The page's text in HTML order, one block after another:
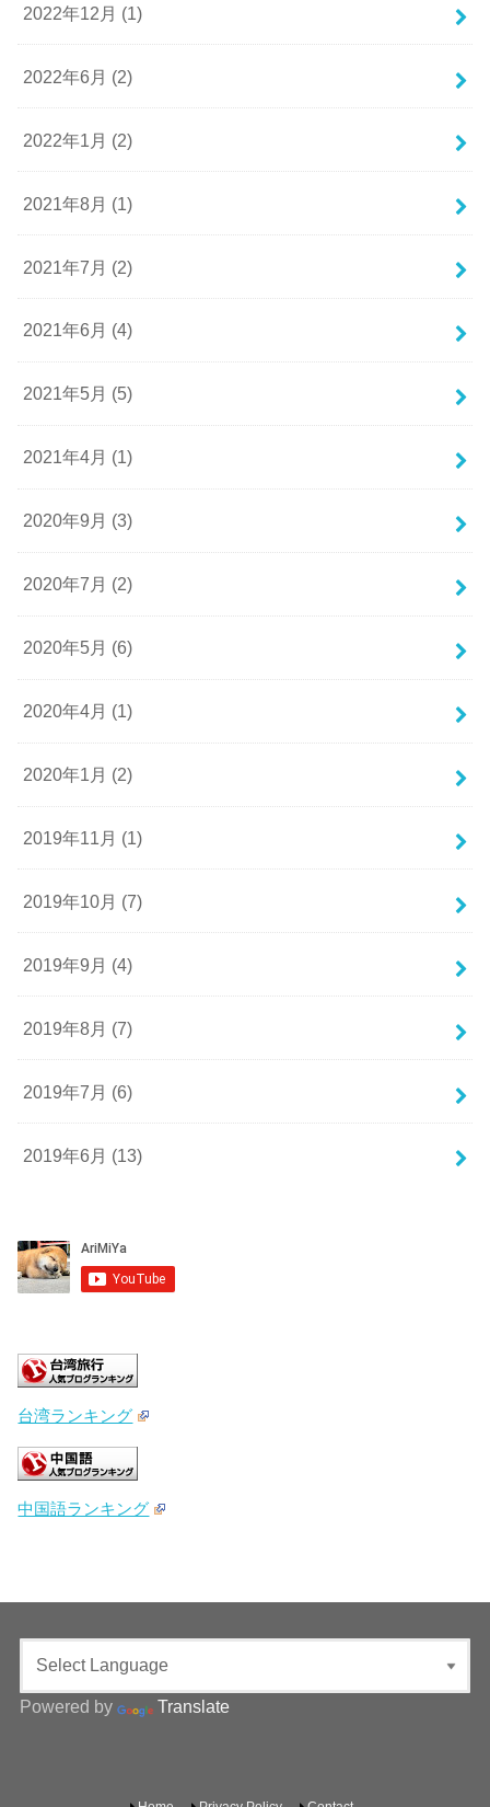
2022年12月 (1)
2022年6月 (2)
2022年1月 (2)
2021年8月 (1)
2021年7月 (2)
2021年6月 (4)
2021年5月 (5)
2021年4月 (1)
2020年9月 (3)
2020年7月 (2)
2020年5月 (6)
2020年4月 (1)
2020年1月 (2)
2019年11月 (1)
2019年10月 (7)
2019年9月 (4)
2019年8月 (7)
2019年7月 (6)
2019年6月 (13)
台湾ランキング
中国語ランキング
Powered by Translate